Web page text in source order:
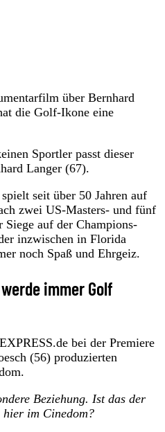
über Bernhard
die Golf-Ikone eine
Sportler passt dieser
Langer (67).
seit über 50 Jahren auf
zwei US-Masters- und fünf
auf der Champions-
inzwischen in Florida
noch Spaß und Ehrgeiz.
immer Golf
bei der Premiere
(56) produzierten
Beziehung. Ist das der
im Cinedom?